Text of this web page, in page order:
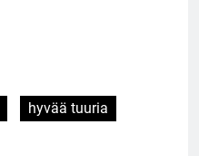
hyvää tuuria